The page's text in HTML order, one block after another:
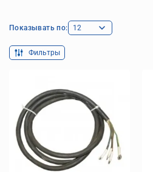
Показывать по:
Фильтры